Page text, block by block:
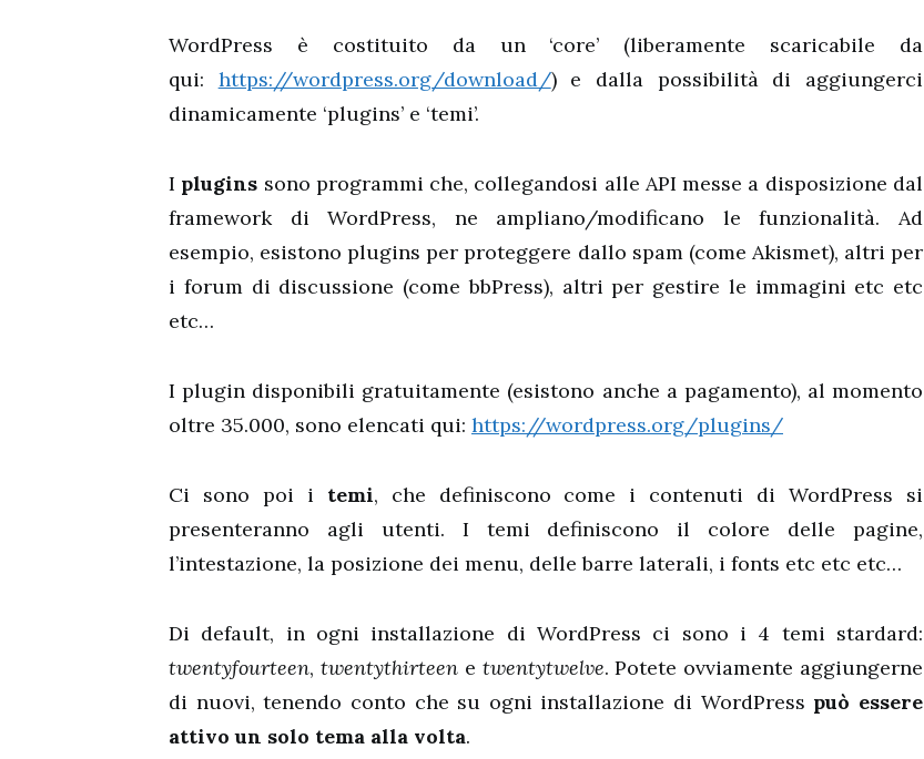
WordPress è costituito da un ‘core’ (liberamente scaricabile da
qui: https://wordpress.org/download/) e dalla possibilità di aggiungerci
dinamicamente ‘plugins’ e ‘temi’.
I plugins sono programmi che, collegandosi alle API messe a disposizione dal
framework di WordPress, ne ampliano/modificano le funzionalità. Ad
esempio, esistono plugins per proteggere dallo spam (come Akismet), altri per
i forum di discussione (come bbPress), altri per gestire le immagini etc etc
etc…
I plugin disponibili gratuitamente (esistono anche a pagamento), al momento
oltre 35.000, sono elencati qui: https://wordpress.org/plugins/
Ci sono poi i temi, che definiscono come i contenuti di WordPress si
presenteranno agli utenti. I temi definiscono il colore delle pagine,
l’intestazione, la posizione dei menu, delle barre laterali, i fonts etc etc etc…
Di default, in ogni installazione di WordPress ci sono i 4 temi stardard:
twentyfourteen, twentythirteene twentytwelve. Potete ovviamente aggiungerne
di nuovi, tenendo conto che su ogni installazione di WordPress può essere
attivo un solo tema alla volta.